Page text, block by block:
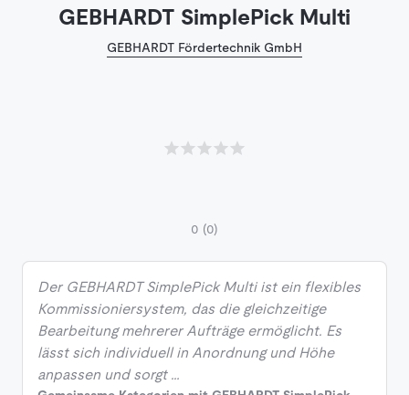
GEBHARDT SimplePick Multi
GEBHARDT Fördertechnik GmbH
0 (0)
Der GEBHARDT SimplePick Multi ist ein flexibles
Kommissioniersystem, das die gleichzeitige
Bearbeitung mehrerer Aufträge ermöglicht. Es
lässt sich individuell in Anordnung und Höhe
anpassen und sorgt …